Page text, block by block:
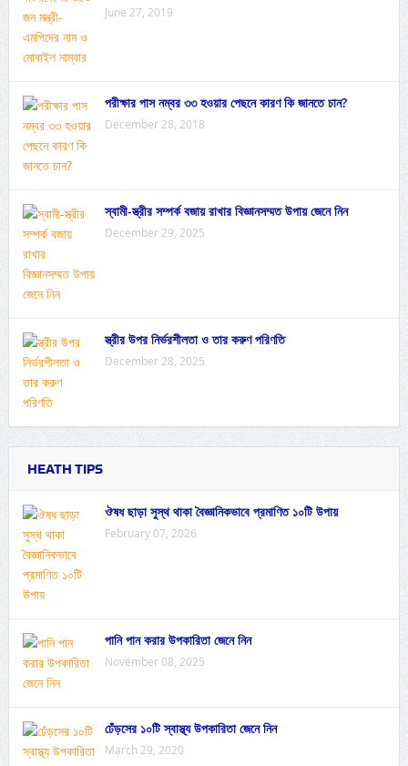
June 27, 2019
পরীক্ষার পাস নম্বর ৩৩ হওয়ার পেছনে কারণ কি জানতে চান?
December 28, 2018
স্বামী-স্ত্রীর সম্পর্ক বজায় রাখার বিজ্ঞানসম্মত উপায় জেনে নিন
December 29, 2025
স্ত্রীর উপর নির্ভরশীলতা ও তার করুণ পরিণতি
December 28, 2025
HEATH TIPS
ঔষধ ছাড়া সুস্থ থাকা বৈজ্ঞানিকভাবে প্রমাণিত ১০টি উপায়
February 07, 2026
পানি পান করার উপকারিতা জেনে নিন
November 08, 2025
ঢেঁড়সের ১০টি স্বাস্থ্য উপকারিতা জেনে নিন
March 29, 2020